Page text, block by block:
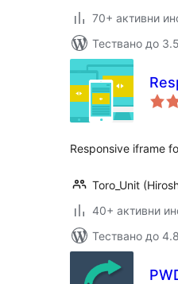
70+ активни
Тествано до
Responsive iframe
Toro_Unit
40+ активни
Тествано до